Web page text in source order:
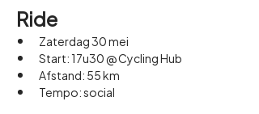
Ride
Zaterdag 30 mei
Start: 17u30 @ Cycling Hub
Afstand: 55 km
Tempo: social